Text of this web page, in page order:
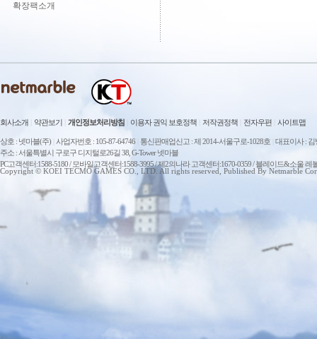
확장팩소개
회사소개 약관보기 개인정보처리방침 이용자 권익 보호정책 저작권정책 전자우편 사이트맵
상호 : 넷마블(주) 사업자번호 : 105-87-64746 통신판매업신고 : 제 2014-서울구로-1028호 대표이사 : 김
주소 : 서울특별시 구로구 디지털로26길 38, G-Tower 넷마블
PC고객센터:1588-5180 / 모바일고객센터:1588-3995 / 제2의나라 고객센터:1670-0359 / 블레이드&소울
Copyright © KOEI TECMO GAMES CO., LTD. All rights reserved, Published By Netmarble